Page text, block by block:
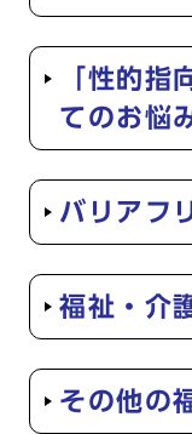
「性的指
てのお悩
バリアフ
福祉・介
その他の